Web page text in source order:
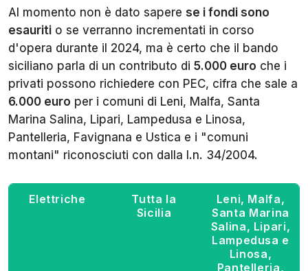
Al momento non è dato sapere se i fondi sono
esauriti o se verranno incrementati in corso
d'opera durante il 2024, ma è certo che il bando
siciliano parla di un contributo di 5.000 euro che i
privati possono richiedere con PEC, cifra che sale a
6.000 euro per i comuni di Leni, Malfa, Santa
Marina Salina, Lipari, Lampedusa e Linosa,
Pantelleria, Favignana e Ustica e i "comuni
montani" riconosciuti con dalla l.n. 34/2004.
Elettriche
Tutta la
Sicilia
Leni, Malfa,
Santa Marina
Salina, Lipari,
Lampedusa e
Linosa,
Pantelleria,